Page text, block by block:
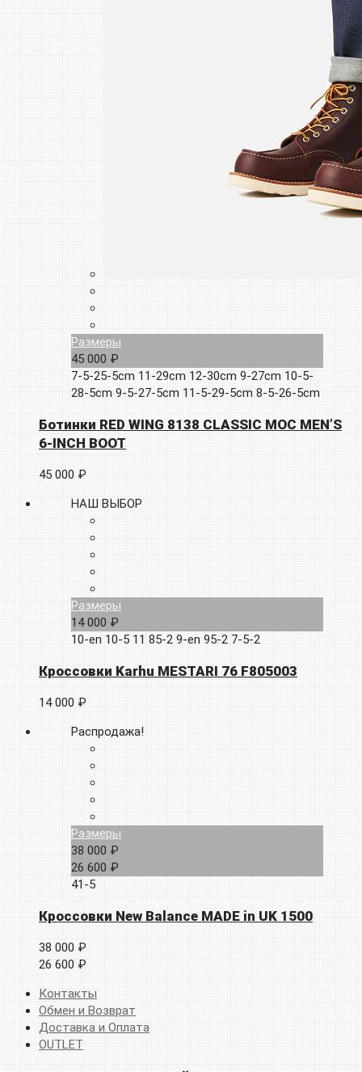
Размеры
45 000 ₽
7-5-25-5cm 11-29cm 12-30cm 9-27cm 10-5-
28-5cm 9-5-27-5cm 11-5-29-5cm 8-5-26-5cm
Ботинки RED WING 8138 CLASSIC MOC MEN’S
6-INCH BOOT
45 000 ₽
НАШ ВЫБОР
Размеры
14 000 ₽
10-en 10-5 11 85-2 9-en 95-2 7-5-2
Кроссовки Karhu MESTARI 76 F805003
14 000 ₽
Распродажа!
Размеры
38 000 ₽
26 600 ₽
41-5
Кроссовки New Balance MADE in UK 1500
38 000 ₽
26 600 ₽
Контакты
Обмен и Возврат
Доставка и Оплата
OUTLET